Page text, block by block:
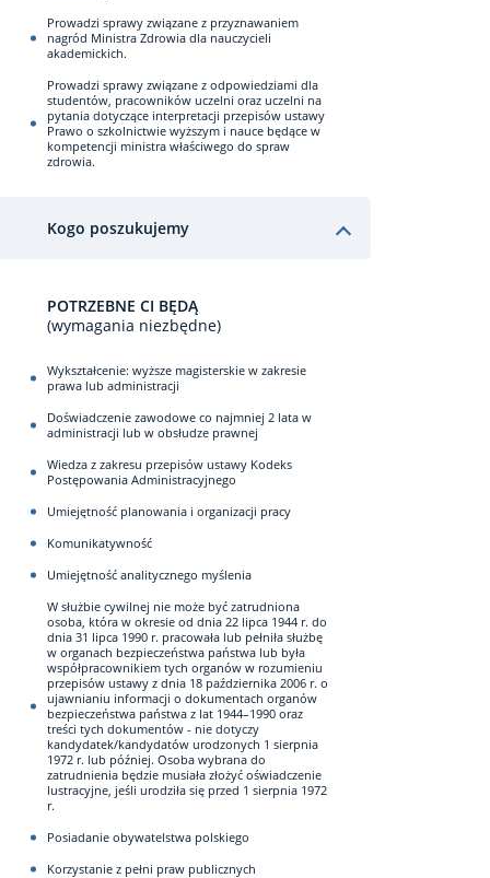
Prowadzi sprawy związane z przyznawaniem
nagród Ministra Zdrowia dla nauczycieli
akademickich.
Prowadzi sprawy związane z odpowiedziami dla
studentów, pracowników uczelni oraz uczelni na
pytania dotyczące interpretacji przepisów ustawy
Prawo o szkolnictwie wyższym i nauce będące w
kompetencji ministra właściwego do spraw
zdrowia.
Kogo poszukujemy
POTRZEBNE CI BĘDĄ
(wymagania niezbędne)
Wykształcenie: wyższe magisterskie w zakresie
prawa lub administracji
Doświadczenie zawodowe co najmniej 2 lata w
administracji lub w obsłudze prawnej
Wiedza z zakresu przepisów ustawy Kodeks
Postępowania Administracyjnego
Umiejętność planowania i organizacji pracy
Komunikatywność
Umiejętność analitycznego myślenia
W służbie cywilnej nie może być zatrudniona
osoba, która w okresie od dnia 22 lipca 1944 r. do
dnia 31 lipca 1990 r. pracowała lub pełniła służbę
w organach bezpieczeństwa państwa lub była
współpracownikiem tych organów w rozumieniu
przepisów ustawy z dnia 18 października 2006 r. o
ujawnianiu informacji o dokumentach organów
bezpieczeństwa państwa z lat 1944–1990 oraz
treści tych dokumentów - nie dotyczy
kandydatek/kandydatów urodzonych 1 sierpnia
1972 r. lub później. Osoba wybrana do
zatrudnienia będzie musiała złożyć oświadczenie
lustracyjne, jeśli urodziła się przed 1 sierpnia 1972
r.
Posiadanie obywatelstwa polskiego
Korzystanie z pełni praw publicznych